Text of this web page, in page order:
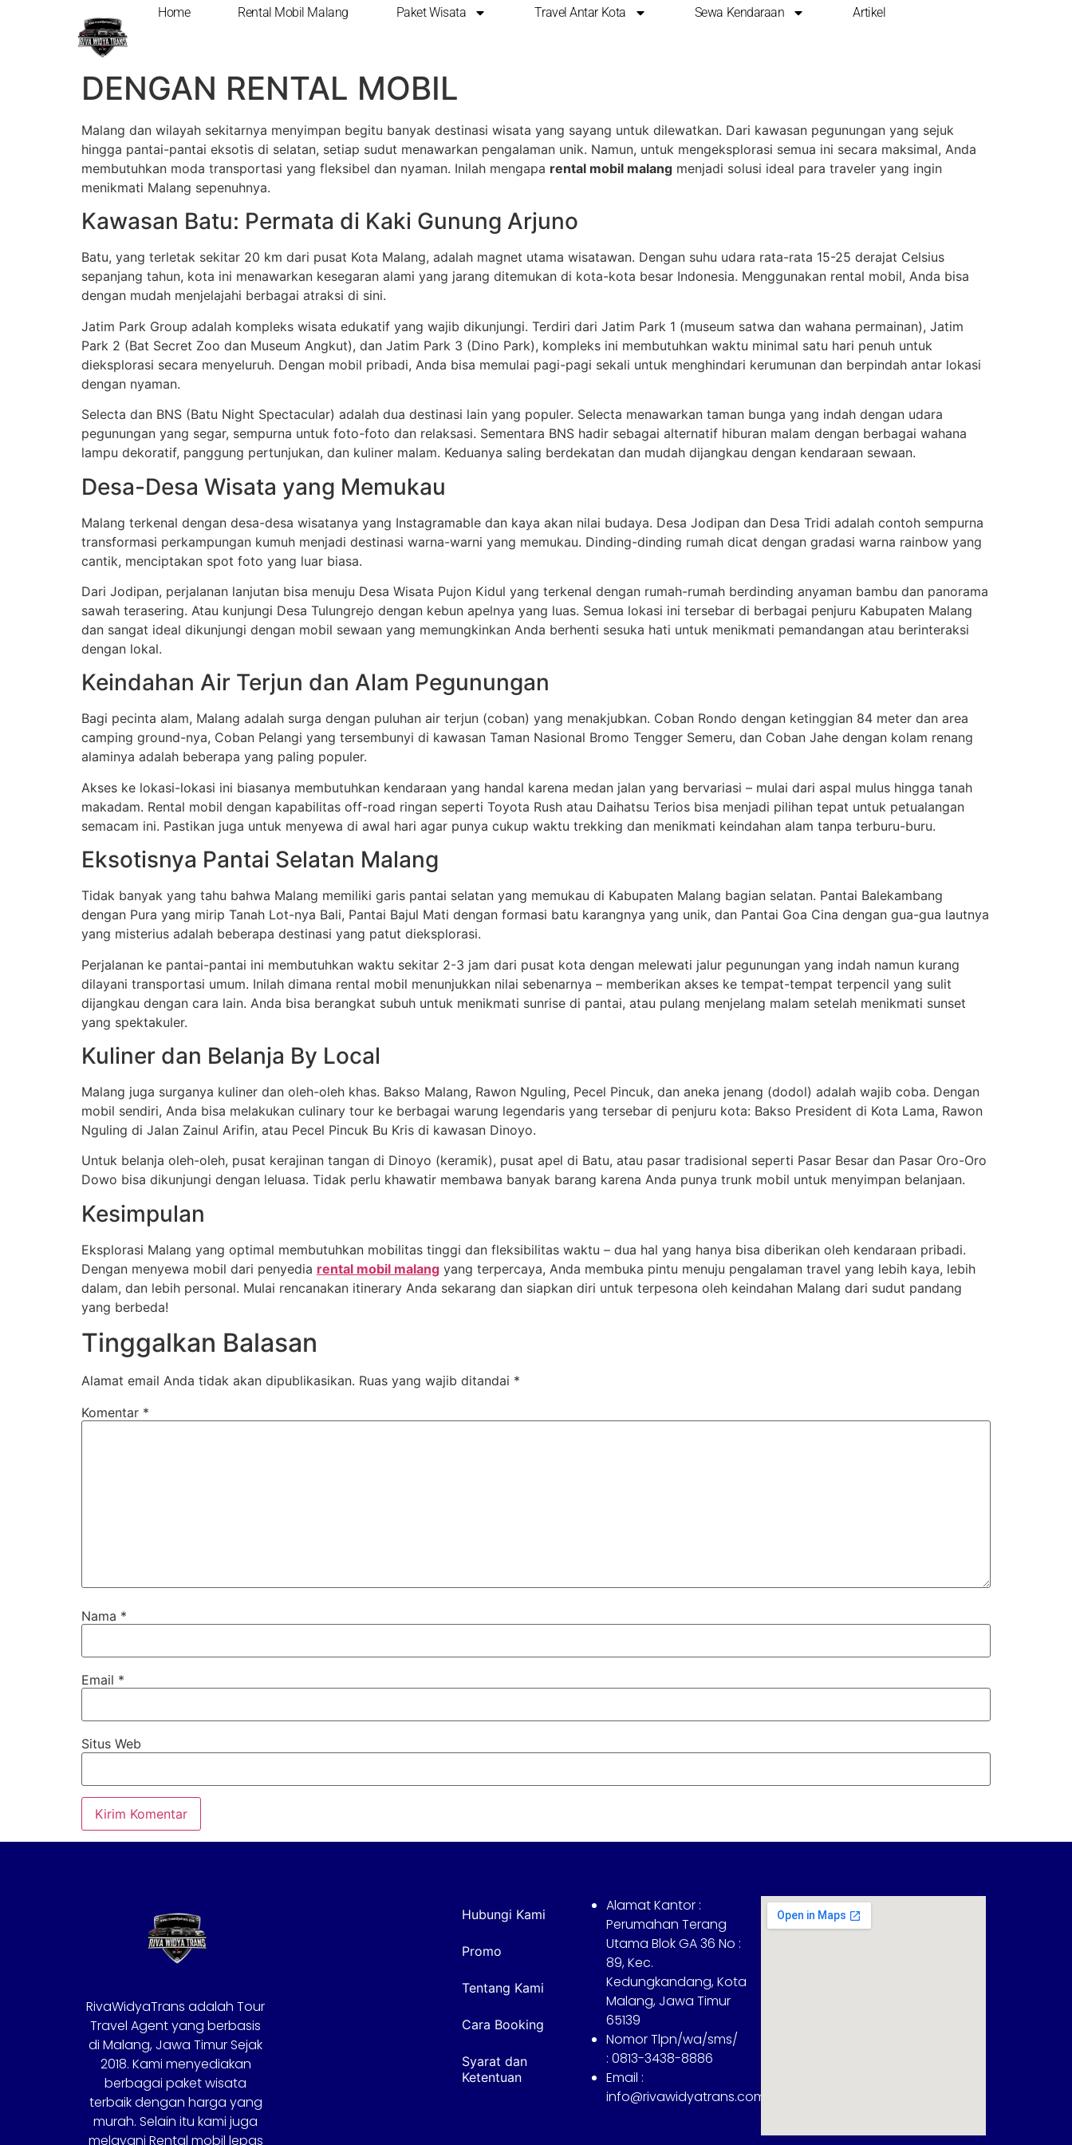
Home Rental Mobil Malang Paket Wisata Travel Antar Kota Sewa Kendaraan Artikel
DESTINASI WISATA MALANG YANG LEBIH NYAMAN
DENGAN RENTAL MOBIL
Malang dan wilayah sekitarnya menyimpan begitu banyak destinasi wisata yang sayang untuk dilewatkan. Dari kawasan pegunungan yang sejuk
hingga pantai-pantai eksotis di selatan, setiap sudut menawarkan pengalaman unik. Namun, untuk mengeksplorasi semua ini secara maksimal, Anda
membutuhkan moda transportasi yang fleksibel dan nyaman. Inilah mengapa rental mobil malang menjadi solusi ideal para traveler yang ingin
menikmati Malang sepenuhnya.
Kawasan Batu: Permata di Kaki Gunung Arjuno
Batu, yang terletak sekitar 20 km dari pusat Kota Malang, adalah magnet utama wisatawan. Dengan suhu udara rata-rata 15-25 derajat Celsius
sepanjang tahun, kota ini menawarkan kesegaran alami yang jarang ditemukan di kota-kota besar Indonesia. Menggunakan rental mobil, Anda bisa
dengan mudah menjelajahi berbagai atraksi di sini.
Jatim Park Group adalah kompleks wisata edukatif yang wajib dikunjungi. Terdiri dari Jatim Park 1 (museum satwa dan wahana permainan), Jatim
Park 2 (Bat Secret Zoo dan Museum Angkut), dan Jatim Park 3 (Dino Park), kompleks ini membutuhkan waktu minimal satu hari penuh untuk
dieksplorasi secara menyeluruh. Dengan mobil pribadi, Anda bisa memulai pagi-pagi sekali untuk menghindari kerumunan dan berpindah antar lokasi
dengan nyaman.
Selecta dan BNS (Batu Night Spectacular) adalah dua destinasi lain yang populer. Selecta menawarkan taman bunga yang indah dengan udara
pegunungan yang segar, sempurna untuk foto-foto dan relaksasi. Sementara BNS hadir sebagai alternatif hiburan malam dengan berbagai wahana
lampu dekoratif, panggung pertunjukan, dan kuliner malam. Keduanya saling berdekatan dan mudah dijangkau dengan kendaraan sewaan.
Desa-Desa Wisata yang Memukau
Malang terkenal dengan desa-desa wisatanya yang Instagramable dan kaya akan nilai budaya. Desa Jodipan dan Desa Tridi adalah contoh sempurna
transformasi perkampungan kumuh menjadi destinasi warna-warni yang memukau. Dinding-dinding rumah dicat dengan gradasi warna rainbow yang
cantik, menciptakan spot foto yang luar biasa.
Dari Jodipan, perjalanan lanjutan bisa menuju Desa Wisata Pujon Kidul yang terkenal dengan rumah-rumah berdinding anyaman bambu dan panorama
sawah terasering. Atau kunjungi Desa Tulungrejo dengan kebun apelnya yang luas. Semua lokasi ini tersebar di berbagai penjuru Kabupaten Malang
dan sangat ideal dikunjungi dengan mobil sewaan yang memungkinkan Anda berhenti sesuka hati untuk menikmati pemandangan atau berinteraksi
dengan lokal.
Keindahan Air Terjun dan Alam Pegunungan
Bagi pecinta alam, Malang adalah surga dengan puluhan air terjun (coban) yang menakjubkan. Coban Rondo dengan ketinggian 84 meter dan area
camping ground-nya, Coban Pelangi yang tersembunyi di kawasan Taman Nasional Bromo Tengger Semeru, dan Coban Jahe dengan kolam renang
alaminya adalah beberapa yang paling populer.
Akses ke lokasi-lokasi ini biasanya membutuhkan kendaraan yang handal karena medan jalan yang bervariasi – mulai dari aspal mulus hingga tanah
makadam. Rental mobil dengan kapabilitas off-road ringan seperti Toyota Rush atau Daihatsu Terios bisa menjadi pilihan tepat untuk petualangan
semacam ini. Pastikan juga untuk menyewa di awal hari agar punya cukup waktu trekking dan menikmati keindahan alam tanpa terburu-buru.
Eksotisnya Pantai Selatan Malang
Tidak banyak yang tahu bahwa Malang memiliki garis pantai selatan yang memukau di Kabupaten Malang bagian selatan. Pantai Balekambang
dengan Pura yang mirip Tanah Lot-nya Bali, Pantai Bajul Mati dengan formasi batu karangnya yang unik, dan Pantai Goa Cina dengan gua-gua lautnya
yang misterius adalah beberapa destinasi yang patut dieksplorasi.
Perjalanan ke pantai-pantai ini membutuhkan waktu sekitar 2-3 jam dari pusat kota dengan melewati jalur pegunungan yang indah namun kurang
dilayani transportasi umum. Inilah dimana rental mobil menunjukkan nilai sebenarnya – memberikan akses ke tempat-tempat terpencil yang sulit
dijangkau dengan cara lain. Anda bisa berangkat subuh untuk menikmati sunrise di pantai, atau pulang menjelang malam setelah menikmati sunset
yang spektakuler.
Kuliner dan Belanja By Local
Malang juga surganya kuliner dan oleh-oleh khas. Bakso Malang, Rawon Nguling, Pecel Pincuk, dan aneka jenang (dodol) adalah wajib coba. Dengan
mobil sendiri, Anda bisa melakukan culinary tour ke berbagai warung legendaris yang tersebar di penjuru kota: Bakso President di Kota Lama, Rawon
Nguling di Jalan Zainul Arifin, atau Pecel Pincuk Bu Kris di kawasan Dinoyo.
Untuk belanja oleh-oleh, pusat kerajinan tangan di Dinoyo (keramik), pusat apel di Batu, atau pasar tradisional seperti Pasar Besar dan Pasar Oro-Oro
Dowo bisa dikunjungi dengan leluasa. Tidak perlu khawatir membawa banyak barang karena Anda punya trunk mobil untuk menyimpan belanjaan.
Kesimpulan
Eksplorasi Malang yang optimal membutuhkan mobilitas tinggi dan fleksibilitas waktu – dua hal yang hanya bisa diberikan oleh kendaraan pribadi.
Dengan menyewa mobil dari penyedia rental mobil malang yang terpercaya, Anda membuka pintu menuju pengalaman travel yang lebih kaya, lebih
dalam, dan lebih personal. Mulai rencanakan itinerary Anda sekarang dan siapkan diri untuk terpesona oleh keindahan Malang dari sudut pandang
yang berbeda!
Tinggalkan Balasan
Alamat email Anda tidak akan dipublikasikan. Ruas yang wajib ditandai *
Komentar *
Nama *
Email *
Situs Web
RivaWidyaTrans adalah Tour
Travel Agent yang berbasis
di Malang, Jawa Timur Sejak
2018. Kami menyediakan
berbagai paket wisata
terbaik dengan harga yang
murah. Selain itu kami juga
melayani Rental mobil lepas
Hubungi Kami
Promo
Tentang Kami
Cara Booking
Syarat dan
Ketentuan
Alamat Kantor :
Perumahan Terang
Utama Blok GA 36 No :
89, Kec.
Kedungkandang, Kota
Malang, Jawa Timur
65139
Nomor Tlpn/wa/sms/
: 0813-3438-8886
Email :
info@rivawidyatrans.com